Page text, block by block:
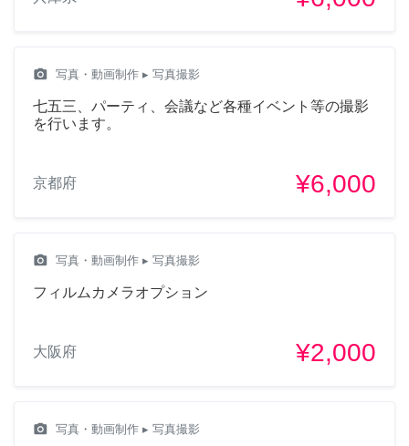
camera_alt 写真・動画制作 ▸ 写真撮影
七五三、パーティ、会議など各種イベント等の撮影
を行います。
京都府 ¥6,000
camera_alt 写真・動画制作 ▸ 写真撮影
フィルムカメラオプション
大阪府 ¥2,000
camera_alt 写真・動画制作 ▸ 写真撮影